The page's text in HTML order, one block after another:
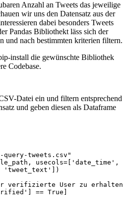
Anzahl an Tweets das jeweilige
wir uns den Datensatz aus der
dabei besonders Tweets
Pandas Bibliothekt läss sich der
und nach bestimmten kriterien filtern.
install die gewünschte Bibliothek
Codebase.
Datei ein und filtern entsprechend
und geben diesen als Dataframe
tweets.csv"
usecols=['date_time',
'tweet_text'])
verifizierte User zu erhalten
== True]